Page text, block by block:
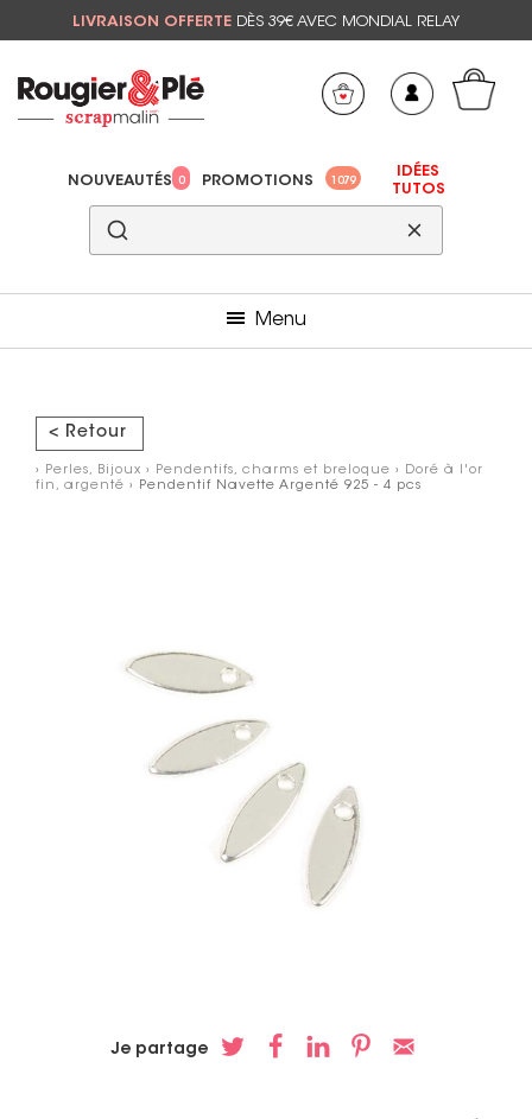
LIVRAISON OFFERTE DÈS 39€ AVEC MONDIAL RELAY
NOUVEAUTÉS 0 PROMOTIONS 1079
IDÉES
TUTOS
Menu
< Retour
› Perles, Bijoux › Pendentifs, charms et breloque › Doré à l'or
fin, argenté › Pendentif Navette Argenté 925 - 4 pcs
Je partage